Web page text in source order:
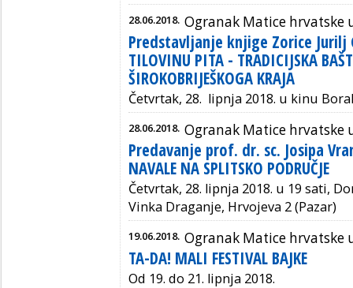
28.06.2018. Ogranak Matice hrvatske
Predstavljanje knjige Zorice Jurilj
TILOVINU PITA - TRADICIJSKA
ŠIROKOBRIJEŠKOGA KRAJA
Četvrtak, 28. lipnja 2018. u kinu
28.06.2018. Ogranak Matice hrvatske
Predavanje prof. dr. sc. Josipa
NAVALE NA SPLITSKO PODRUČJE
Četvrtak, 28. lipnja 2018. u 19 sati,
Vinka Draganje, Hrvojeva 2 (Pazar)
19.06.2018. Ogranak Matice hrvatske
TA-DA! MALI FESTIVAL BAJKE
Od 19. do 21. lipnja 2018.